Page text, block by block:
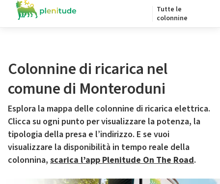
Tutte le
colonnine
Colonnine di ricarica nel
comune di Monteroduni
Esplora la mappa delle colonnine di ricarica elettrica.
Clicca su ogni punto per visualizzare la potenza, la
tipologia della presa e l’indirizzo. E se vuoi
visualizzare la disponibilità in tempo reale della
colonnina, scarica l’app Plenitude On The Road.